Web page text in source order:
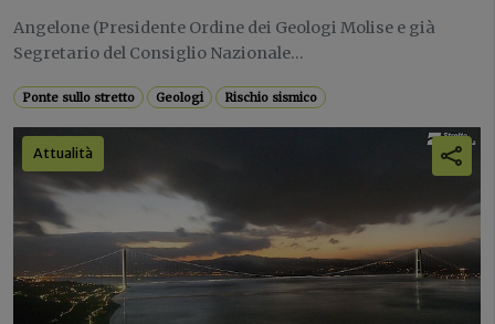
Angelone (Presidente Ordine dei Geologi Molise e già
Segretario del Consiglio Nazionale...
Ponte sullo stretto Geologi Rischio sismico
Attualità